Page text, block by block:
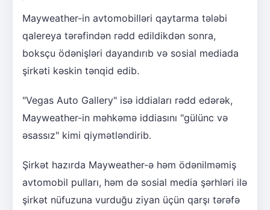
Mayweather-in avtomobilləri qaytarma tələbi
qalereya tərəfindən rədd edildikdən sonra,
boksçu ödənişləri dayandırıb və sosial mediada
şirkəti kəskin tənqid edib.
"Vegas Auto Gallery" isə iddiaları rədd edərək,
Mayweather-in məhkəmə iddiasını "gülünc və
əsassız" kimi qiymətləndirib.
Şirkət hazırda Mayweather-ə həm ödənilməmiş
avtomobil pulları, həm də sosial media şərhləri ilə
şirkət nüfuzuna vurduğu ziyan üçün qarşı tərəfə